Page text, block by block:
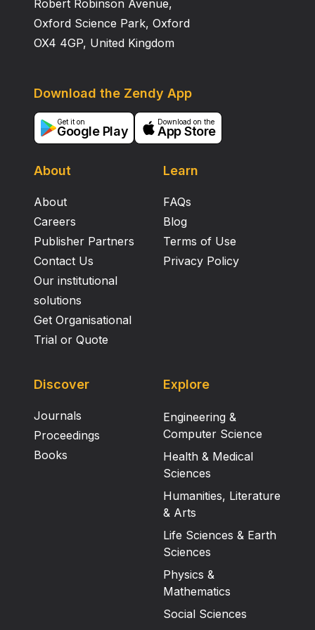
Robert Robinson Avenue,
Oxford Science Park, Oxford
OX4 4GP, United Kingdom
About
About
Careers
Publisher Partners
Contact Us
Our institutional
solutions
Get Organisational
Trial or Quote
Learn
FAQs
Blog
Terms of Use
Privacy Policy
Download the Zendy App
Get it on
Google Play
Download on the
App Store
Discover
Journals
Proceedings
Books
Explore
Engineering &
Computer Science
Health & Medical
Sciences
Humanities, Literature
& Arts
Life Sciences & Earth
Sciences
Physics &
Mathematics
Social Sciences